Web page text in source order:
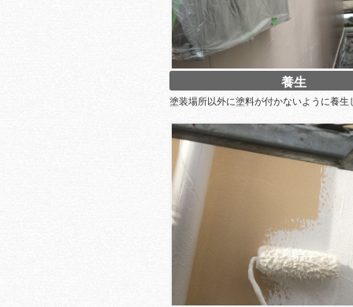
養生
塗装場所以外に塗料が付かないように養生